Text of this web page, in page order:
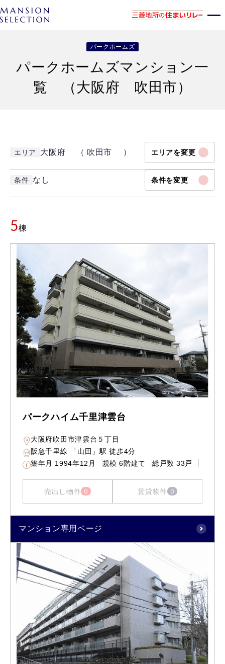
パークホームズ
パークホームズマンション一
覧 （大阪府 吹田市）
エリア 大阪府 （ 吹田市 ） エリアを変更
条件 なし 条件を変更
5棟
パークハイム千里津雲台
大阪府吹田市津雲台５丁目
阪急千里線 「山田」駅 徒歩4分
築年月 1994年12月 規模 6階建て 総戸数 33戸
売出し物件 0 賃貸物件 0
マンション専用ページ